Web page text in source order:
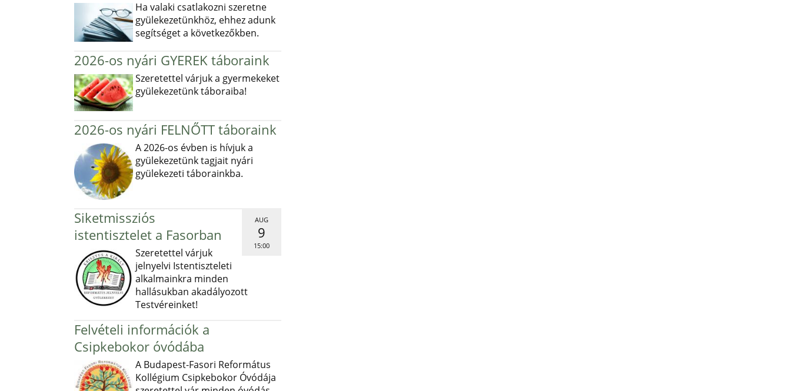
Ha valaki csatlakozni szeretne
gyülekezetünkhöz, ehhez adunk
segítséget a következőkben.
2026-os nyári GYEREK táboraink
Szeretettel várjuk a gyermekeket
gyülekezetünk táboraiba!
2026-os nyári FELNŐTT táboraink
A 2026-os évben is hívjuk a
gyülekezetünk tagjait nyári
gyülekezeti táborainkba.
AUG
9
15:00
Siketmissziós
istentisztelet a Fasorban
Szeretettel várjuk
jelnyelvi Istentiszteleti
alkalmainkra minden
hallásukban akadályozott
Testvéreinket!
Felvételi információk a
Csipkebokor óvódába
A Budapest-Fasori Református
Kollégium Csipkebokor Óvódája